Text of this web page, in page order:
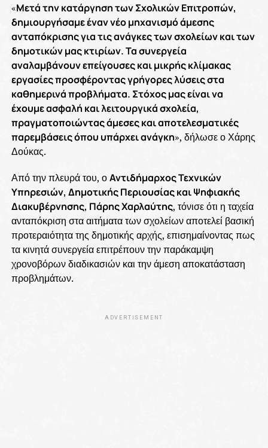
«Μετά την κατάργηση των Σχολικών Επιτροπών,
δημιουργήσαμε έναν νέο μηχανισμό άμεσης
ανταπόκρισης για τις ανάγκες των σχολείων και των
δημοτικών μας κτιρίων. Τα συνεργεία
αναλαμβάνουν επείγουσες και μικρής κλίμακας
εργασίες προσφέροντας γρήγορες λύσεις στα
καθημερινά προβλήματα. Στόχος μας είναι να
έχουμε ασφαλή και λειτουργικά σχολεία,
πραγματοποιώντας άμεσες και αποτελεσματικές
παρεμβάσεις όπου υπάρχει ανάγκη», δήλωσε ο Χάρης
Δούκας.
Από την πλευρά του, οΑντιδήμαρχος Τεχνικών
Υπηρεσιών, Δημοτικής Περιουσίας και Ψηφιακής
Διακυβέρνησης, Πάρης Χαρλαύτης, τόνισε ότι η ταχεία
ανταπόκριση στα αιτήματα των σχολείων αποτελεί βασική
προτεραιότητα της δημοτικής αρχής, επισημαίνοντας πως
τα κινητά συνεργεία επιτρέπουν την παράκαμψη
χρονοβόρων διαδικασιών και την άμεση αποκατάσταση
προβλημάτων.
ADVERTISEMENT